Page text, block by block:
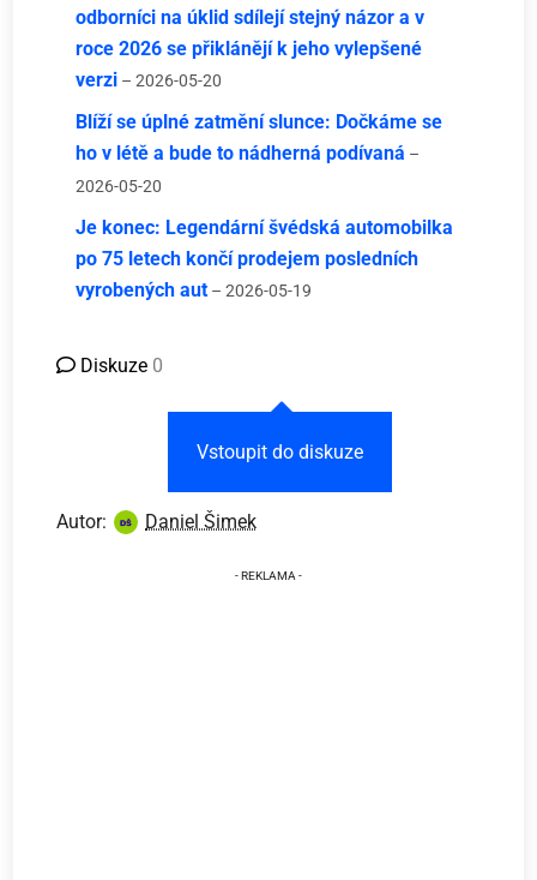
odborníci na úklid sdílejí stejný názor a v
roce 2026 se přiklánějí k jeho vylepšené
verzi – 2026-05-20
Blíží se úplné zatmění slunce: Dočkáme se
ho v létě a bude to nádherná podívaná –
2026-05-20
Je konec: Legendární švédská automobilka
po 75 letech končí prodejem posledních
vyrobených aut – 2026-05-19
Diskuze 0
Vstoupit do diskuze
Autor: Daniel Šimek